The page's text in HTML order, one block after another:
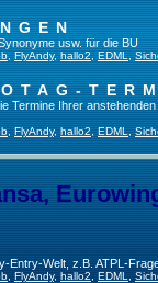
usw. für die BU
FlyAndy, hallo2 EDML
Termine Ihrer
FlyAndy, hallo2 EDML
Entry-Welt, z.B. ATPL-
FlyAndy, hallo2 EDML